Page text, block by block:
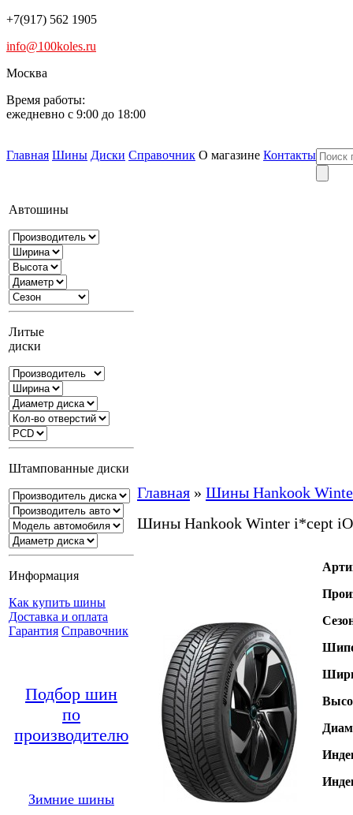
+7(917) 562 1905
info@100koles.ru
Москва
Время работы:
ежедневно с 9:00 до 18:00
Главная Шины Диски Справочник О магазине Контакты
Автошины
Литые
диски
Штампованные диски
Информация
Как купить шины
Доставка и оплата
Гарантия Справочник
Подбор шин
по
производителю
Зимние шины
Главная » Шины Hankook
Шины Hankook Winter i*cept